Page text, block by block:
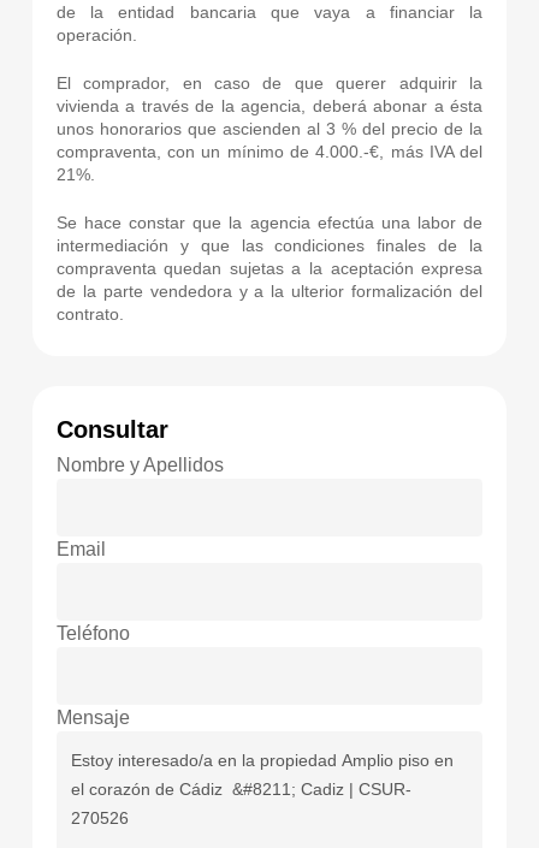
de la entidad bancaria que vaya a financiar la
operación.
El comprador, en caso de que querer adquirir la
vivienda a través de la agencia, deberá abonar a ésta
unos honorarios que ascienden al 3 % del precio de la
compraventa, con un mínimo de 4.000.-€, más IVA del
21%.
Se hace constar que la agencia efectúa una labor de
intermediación y que las condiciones finales de la
compraventa quedan sujetas a la aceptación expresa
de la parte vendedora y a la ulterior formalización del
contrato.
Consultar
Nombre y Apellidos
Email
Teléfono
Mensaje